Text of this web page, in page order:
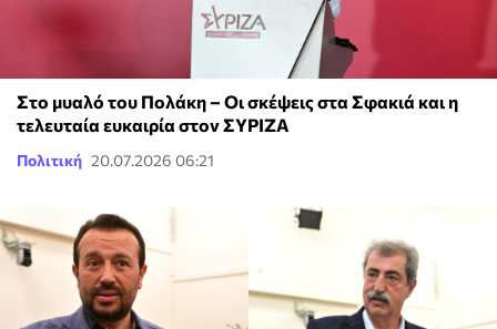
Στο μυαλό του Πολάκη – Οι σκέψεις στα Σφακιά και η
τελευταία ευκαιρία στον ΣΥΡΙΖΑ
Πολιτική 20.07.2026 06:21